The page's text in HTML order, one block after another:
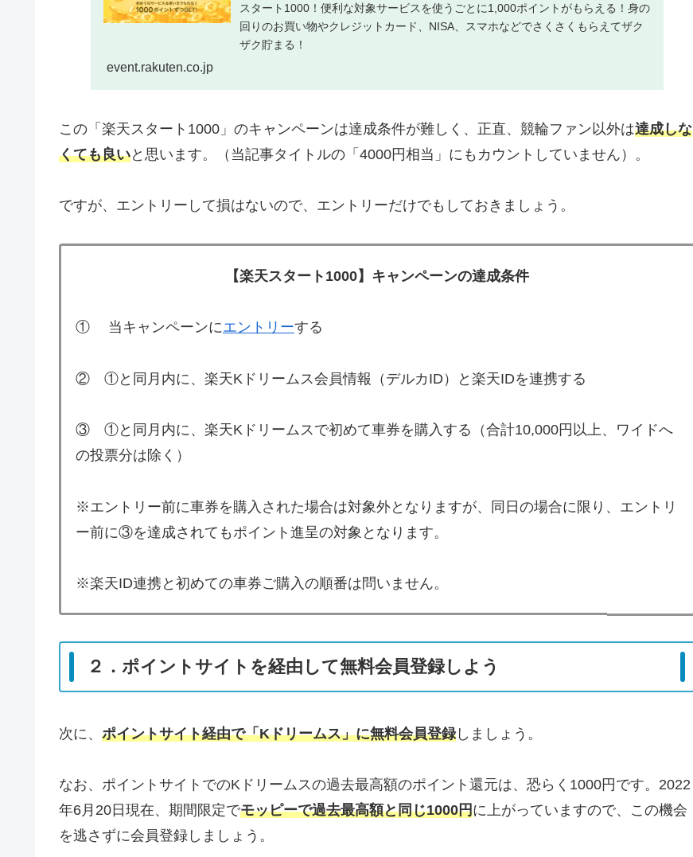
スタート1000！便利な対象サービスを使うごとに1,000ポイントがもらえる！身の
回りのお買い物やクレジットカード、NISA、スマホなどでさくさくもらえてザク
ザク貯まる！
event.rakuten.co.jp
この「楽天スタート1000」のキャンペーンは達成条件が難しく、正直、競輪ファン以外は達成しな
くても良いと思います。（当記事タイトルの「4000円相当」にもカウントしていません）。
ですが、エントリーして損はないので、エントリーだけでもしておきましょう。
【楽天スタート1000】キャンペーンの達成条件
① 当キャンペーンにエントリーする
② ①と同月内に、楽天Kドリームス会員情報（デルカID）と楽天IDを連携する
③ ①と同月内に、楽天Kドリームスで初めて車券を購入する（合計10,000円以上、ワイドへ
の投票分は除く）
※エントリー前に車券を購入された場合は対象外となりますが、同日の場合に限り、エントリ
ー前に③を達成されてもポイント進呈の対象となります。
※楽天ID連携と初めての車券ご購入の順番は問いません。
２．ポイントサイトを経由して無料会員登録しよう
次に、 ポイントサイト経由で「Kドリームス」に無料会員登録しましょう。
なお、ポイントサイトでのKドリームスの過去最高額のポイント還元は、恐らく1000円です。2022
年6月20日現在、期間限定でモッピーで過去最高額と同じ1000円に上がっていますので、この機会
を逃さずに会員登録しましょう。